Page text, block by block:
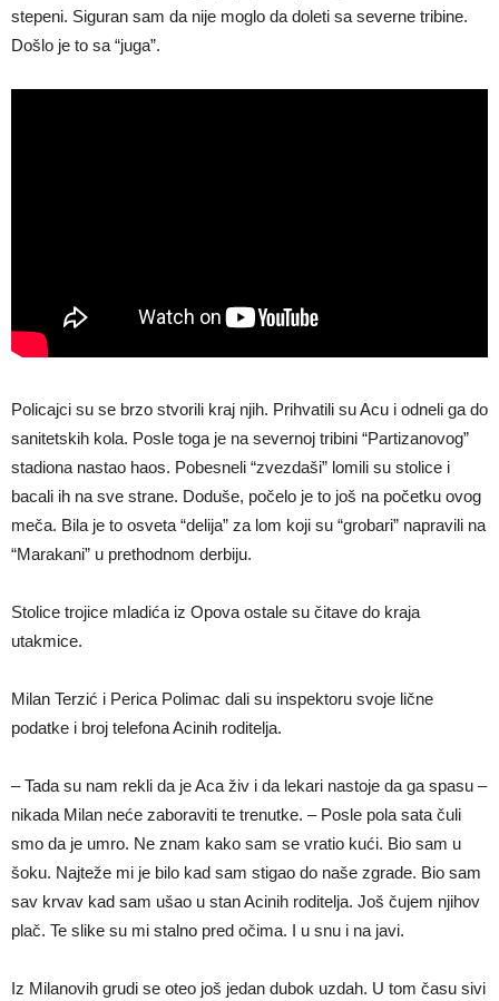
stepeni. Siguran sam da nije moglo da doleti sa severne tribine.
Došlo je to sa “juga”.
Policajci su se brzo stvorili kraj njih. Prihvatili su Acu i odneli ga do
sanitetskih kola. Posle toga je na severnoj tribini “Partizanovog”
stadiona nastao haos. Pobesneli “zvezdaši” lomili su stolice i
bacali ih na sve strane. Doduše, počelo je to još na početku ovog
meča. Bila je to osveta “delija” za lom koji su “grobari” napravili na
“Marakani” u prethodnom derbiju.
Stolice trojice mladića iz Opova ostale su čitave do kraja
utakmice.
Milan Terzić i Perica Polimac dali su inspektoru svoje lične
podatke i broj telefona Acinih roditelja.
– Tada su nam rekli da je Aca živ i da lekari nastoje da ga spasu –
nikada Milan neće zaboraviti te trenutke. – Posle pola sata čuli
smo da je umro. Ne znam kako sam se vratio kući. Bio sam u
šoku. Najteže mi je bilo kad sam stigao do naše zgrade. Bio sam
sav krvav kad sam ušao u stan Acinih roditelja. Još čujem njihov
plač. Te slike su mi stalno pred očima. I u snu i na javi.
Iz Milanovih grudi se oteo još jedan dubok uzdah. U tom času sivi